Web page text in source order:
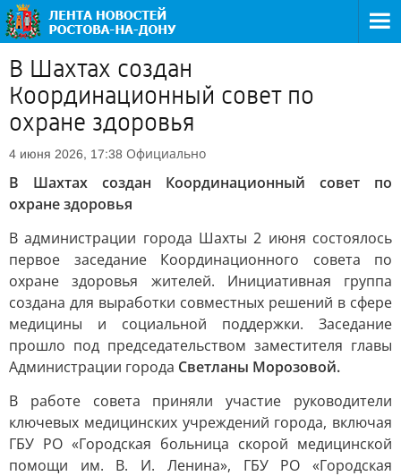
В Шахтах создан
Координационный совет по
охране здоровья
4 июня 2026, 17:38 Официально
В Шахтах создан Координационный совет по
охране здоровья
В администрации города Шахты 2 июня состоялось
первое заседание Координационного совета по
охране здоровья жителей. Инициативная группа
создана для выработки совместных решений в сфере
медицины и социальной поддержки. Заседание
прошло под председательством заместителя главы
Администрации города Светланы Морозовой.
В работе совета приняли участие руководители
ключевых медицинских учреждений города, включая
ГБУ РО «Городская больница скорой медицинской
помощи им. В. И. Ленина», ГБУ РО «Городская